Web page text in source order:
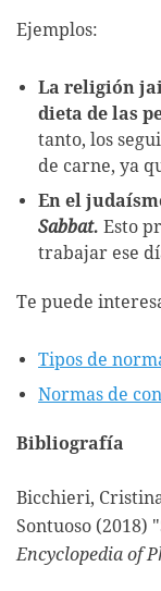
Ejemplos:
La religión
dieta de las
tanto, los
de carne, ya
En el
Sabbat. Esto
trabajar ese
Te puede
Tipos de
Normas de
Bibliografía
Bicchieri,
Sontuoso (2018)
Encyclopedia of